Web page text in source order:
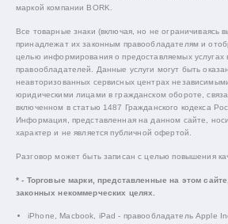
маркой компании BORK.
Все товарные знаки (включая, но не ограничиваясь
принадлежат их законным правообладателям и
целью информирования о предоставляемых услугах
правообладателей. Данные услуги могут быть
неавторизованных сервисных центрах
юридическими лицами в гражданском обороте,
включенном в статью 1487 Гражданского кодекса
Информация, представленная на данном сайте,
характер и не является публичной офертой.
Разговор может быть записан с целью повышения
* - Торговые марки, представленные на этом
законных некоммерческих целях.
iPhone, Macbook, iPad - правообладатель Apple